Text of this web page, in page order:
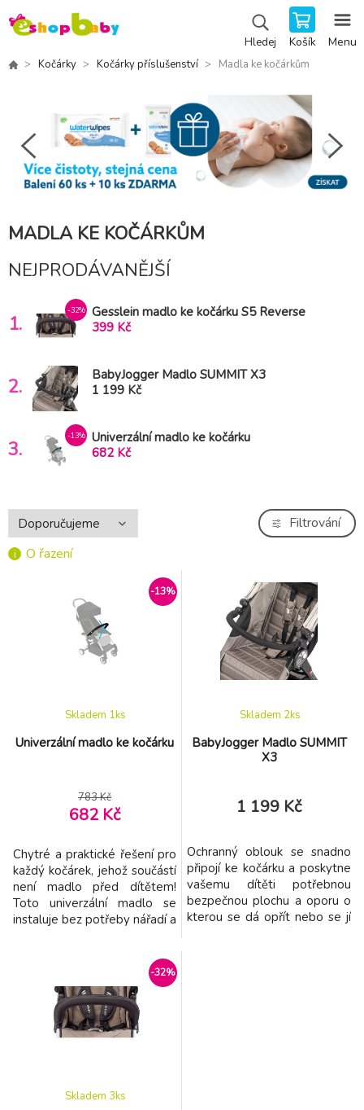
Hledej Košík Menu
Kočárky Kočárky příslušenství Madla ke kočárkům
MADLA KE KOČÁRKŮM
NEJPRODÁVANĚJŠÍ
1.
-32%
Gesslein madlo ke kočárku S5 Reverse
399 Kč
2.
BabyJogger Madlo SUMMIT X3
1 199 Kč
3.
-13%
Univerzální madlo ke kočárku
682 Kč
O řazení
Filtrování
-13%
Univerzální madlo ke kočárku
Skladem 1ks
783 Kč
682 Kč
Chytré a praktické řešení pro
každý kočárek, jehož součástí
není madlo před dítětem!
Toto univerzální madlo se
instaluje bez potřeby nářadí a
kompatibilita – vhodné pro
všechny typy kočárků,
sportovních kočárků i golfek
bezpečí a pohodlí – chrání
dítě před vypadnutím a
BabyJogger Madlo SUMMIT
X3
Skladem 2ks
1 199 Kč
Ochranný oblouk se snadno
připojí ke kočárku a poskytne
vašemu dítěti potřebnou
bezpečnou plochu a oporu o
kterou se dá opřít nebo se jí
-32%
Skladem 3ks